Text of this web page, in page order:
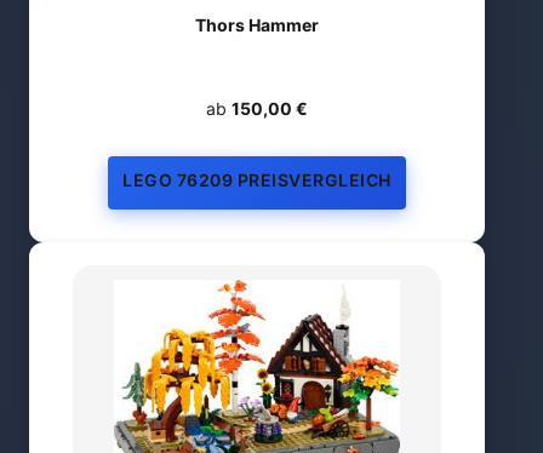
Thors Hammer
ab 150,00 €
LEGO 76209 PREISVERGLEICH